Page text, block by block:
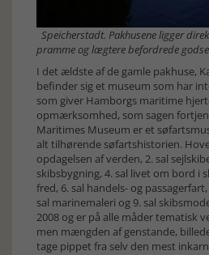
Speicherstadt. Pakhusene ligger
pramme og lægtere befordrede
I det ældste af de gamle pakhuse,
befinder sig et museum som har
som giver Hamborgs maritime
opmærksomhed, som sagen
Maritimes Museum er et
alt tilhørende søfartshistorien.
opdagelsen af verden, 2. sal
skibsbygning, 4. sal livet om bord i
fred, 6. sal handels- og
sal marinemaleri og 9. sal
2008 og er på alle måder tematisk
men mængden af genstande,
tage pippet fra selv den mest